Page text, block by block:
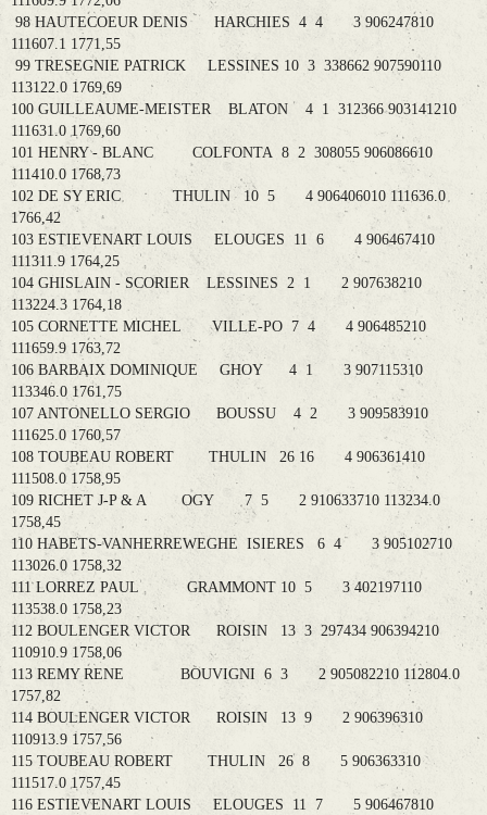
98 HAUTECOEUR DENIS HARCHIES 4 4 3 906247810
111607.1 1771,55
99 TRESEGNIE PATRICK LESSINES 10 3 338662 907590110
113122.0 1769,69
100 GUILLEAUME-MEISTER BLATON 4 1 312366 903141210
111631.0 1769,60
101 HENRY - BLANC COLFONTA 8 2 308055 906086610
111410.0 1768,73
102 DE SY ERIC THULIN 10 5 4 906406010 111636.0
1766,42
103 ESTIEVENART LOUIS ELOUGES 11 6 4 906467410
111311.9 1764,25
104 GHISLAIN - SCORIER LESSINES 2 1 2 907638210
113224.3 1764,18
105 CORNETTE MICHEL VILLE-PO 7 4 4 906485210
111659.9 1763,72
106 BARBAIX DOMINIQUE GHOY 4 1 3 907115310
113346.0 1761,75
107 ANTONELLO SERGIO BOUSSU 4 2 3 909583910
111625.0 1760,57
108 TOUBEAU ROBERT THULIN 26 16 4 906361410
111508.0 1758,95
109 RICHET J-P & A OGY 7 5 2 910633710 113234.0
1758,45
110 HABETS-VANHERREWEGHE ISIERES 6 4 3 905102710
113026.0 1758,32
111 LORREZ PAUL GRAMMONT 10 5 3 402197110
113538.0 1758,23
112 BOULENGER VICTOR ROISIN 13 3 297434 906394210
110910.9 1758,06
113 REMY RENE BOUVIGNI 6 3 2 905082210 112804.0
1757,82
114 BOULENGER VICTOR ROISIN 13 9 2 906396310
110913.9 1757,56
115 TOUBEAU ROBERT THULIN 26 8 5 906363310
111517.0 1757,45
116 ESTIEVENART LOUIS ELOUGES 11 7 5 906467810